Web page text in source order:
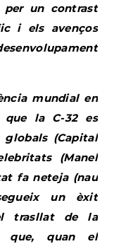
per un contrast
i els avenços
mundial en
que la C-32 es
(Capital
(Manel
fa neteja (nau
un èxit
trasllat de la
que, quan el